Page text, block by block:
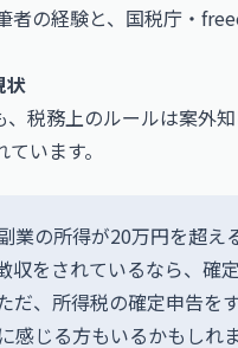
の経験と、国税庁・
状
税務上のルールは案外
います。
業の所得が20万円を超え
収をされているなら、確
だ、所得税の確定申告を
じる方もいるかもしれ